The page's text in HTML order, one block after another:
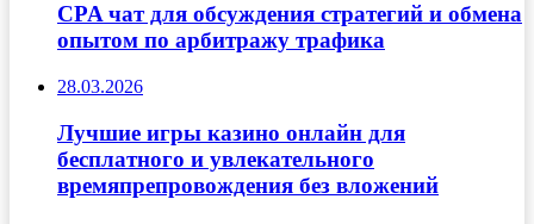
CPA чат для обсуждения стратегий и обмена
опытом по арбитражу трафика
28.03.2026
Лучшие игры казино онлайн для
бесплатного и увлекательного
времяпрепровождения без вложений